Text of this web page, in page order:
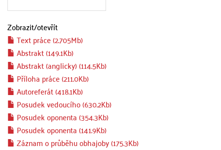
Zobrazit/otevřít
Text práce (2.705Mb)
Abstrakt (149.1Kb)
Abstrakt (anglicky) (114.5Kb)
Příloha práce (211.0Kb)
Autoreferát (418.1Kb)
Posudek vedoucího (630.2Kb)
Posudek oponenta (354.3Kb)
Posudek oponenta (141.9Kb)
Záznam o průběhu obhajoby (175.3Kb)